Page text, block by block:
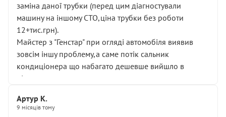
заміна даної трубки (перед цим діагностували
машину на іншому СТО,ціна трубки без роботи
12+тис.грн).
Майстер з "Генстар" при огляді автомобіля виявив
зовсім іншу проблему,а саме потік сальник
кондиціонера що набагато дешевше вийшло в
підсумку.
Артур К.
9 місяців тому